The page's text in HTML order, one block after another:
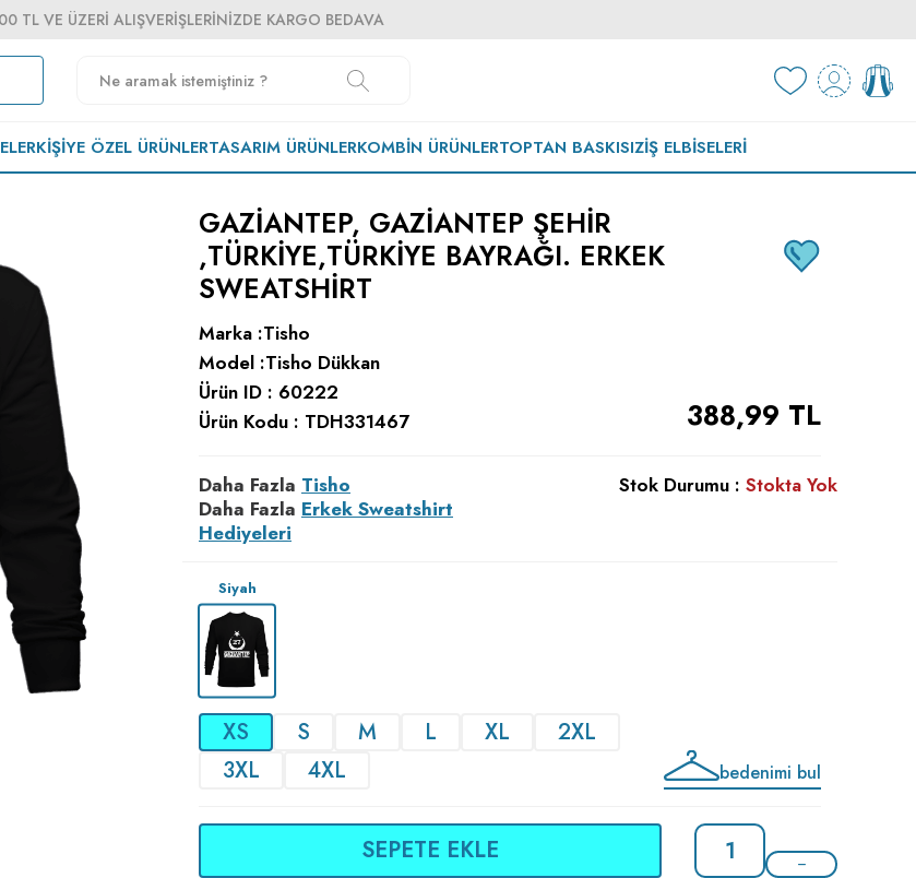
TL VE ÜZERI ALIŞVERIŞLERINIZDE KARGO BEDAVA
KIŞIYE ÖZEL ÜRÜNLERTASARIM ÜRÜNLERKOMBIN ÜRÜNLERTOPTAN BASKISIZİŞ ELBISELERI
GAZIANTEP, GAZIANTEP ŞEHIR
,TÜRKIYE,TÜRKIYE BAYRAĞI. ERKEK
SWEATSHIRT
Marka :Tisho
Model :Tisho Dükkan
Ürün ID : 60222
Ürün Kodu : TDH331467 388,99 TL
Daha Fazla Tisho
Daha Fazla Erkek Sweatshirt
Hediyeleri
Stok Durumu : Stokta Yok
Siyah
XS S M L XL
2XL
3XL
4XL bedenimi bul
SEPETE EKLE